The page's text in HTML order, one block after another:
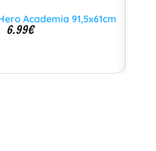
Academia 91,5x61cm
6.99€